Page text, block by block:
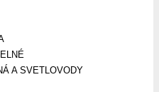
A SVETLOVODY